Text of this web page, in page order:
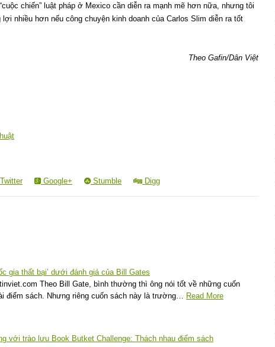
chiến” luật pháp ở Mexico cần diễn ra mạnh mẽ hơn nữa, nhưng tôi
nhiều hơn nếu công chuyện kinh doanh của Carlos Slim diễn ra tốt
Theo Gafin/Dân Việt
Twitter Google+ Stumble Digg
gia thất bại’ dưới đánh giá của Bill Gates
Theo Bill Gate, bình thường thì ông nói tốt về những cuốn
điểm sách. Nhưng riêng cuốn sách này là trường…
Read More
với trào lưu Book Butket Challenge: Thách nhau điểm sách